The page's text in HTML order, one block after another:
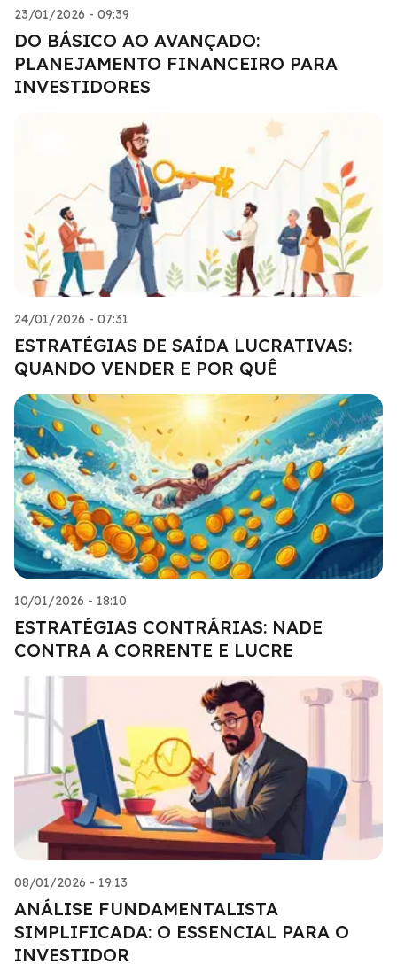
23/01/2026 - 09:39
DO BÁSICO AO AVANÇADO:
PLANEJAMENTO FINANCEIRO PARA
INVESTIDORES
24/01/2026 - 07:31
ESTRATÉGIAS DE SAÍDA LUCRATIVAS:
QUANDO VENDER E POR QUÊ
10/01/2026 - 18:10
ESTRATÉGIAS CONTRÁRIAS: NADE
CONTRA A CORRENTE E LUCRE
08/01/2026 - 19:13
ANÁLISE FUNDAMENTALISTA
SIMPLIFICADA: O ESSENCIAL PARA O
INVESTIDOR